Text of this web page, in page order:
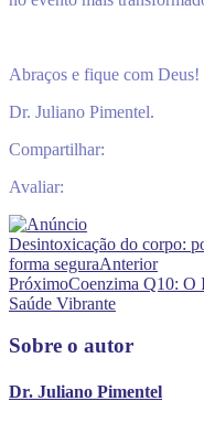
Abraços e fique com Deus!
Dr. Juliano Pimentel.
Compartilhar:
Avaliar:
Desintoxicação do corpo:
forma seguraAnterior
PróximoCoenzima Q10: O
Saúde Vibrante
Sobre o autor
Dr. Juliano Pimentel